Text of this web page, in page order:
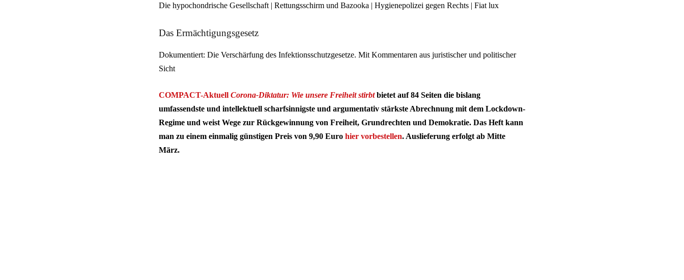
Die hypochondrische Gesellschaft | Rettungsschirm und Bazooka | Hygienepolizei gegen Rechts | Fiat lux
Das Ermächtigungsgesetz
Dokumentiert: Die Verschärfung des Infektionsschutzgesetze. Mit Kommentaren aus juristischer und politischer
Sicht
COMPACT-Aktuell Corona-Diktatur: Wie unsere Freiheit stirbtbietet auf 84 Seiten die bislang
umfassendste und intellektuell scharfsinnigste und argumentativ stärkste Abrechnung mit dem Lockdown-
Regime und weist Wege zur Rückgewinnung von Freiheit, Grundrechten und Demokratie. Das Heft kann
man zu einem einmalig günstigen Preis von 9,90 Euro hier vorbestellen. Auslieferung erfolgt ab Mitte
März.